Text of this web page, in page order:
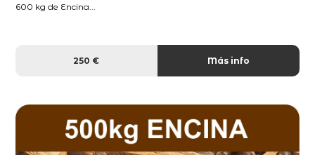
600 kg de Encina...
250 € Más info